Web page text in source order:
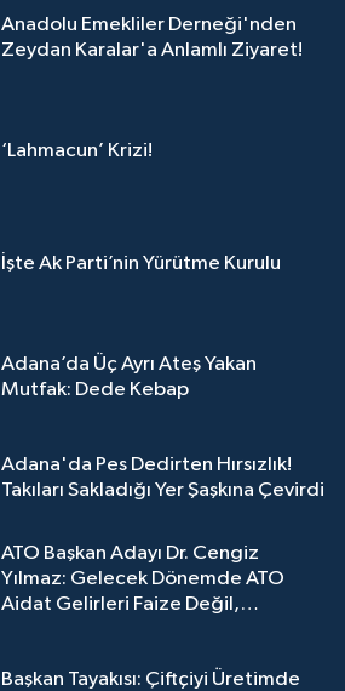
Anadolu Emekliler Derneği'nden
Zeydan Karalar'a Anlamlı Ziyaret!
‘Lahmacun’ Krizi!
İşte Ak Parti’nin Yürütme Kurulu
Adana’da Üç Ayrı Ateş Yakan
Mutfak: Dede Kebap
Adana'da Pes Dedirten Hırsızlık!
Takıları Sakladığı Yer Şaşkına Çevirdi
ATO Başkan Adayı Dr. Cengiz
Yılmaz: Gelecek Dönemde ATO
Aidat Gelirleri Faize Değil,
Başkan Tayakısı: Çiftçiyi Üretimde